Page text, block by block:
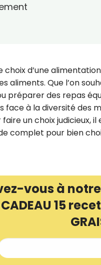
d’une
aliments. Que l’on
préparer des repas
face à la diversité des
un choix judicieux,
complet pour bien
vous à
15